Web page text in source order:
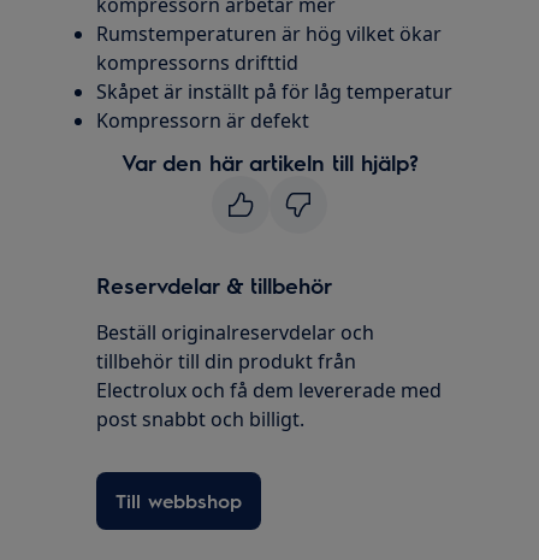
Rumstemperaturen är hög vilket ökar
kompressorns drifttid
Skåpet är inställt på för låg temperatur
Kompressorn är defekt
Var den här artikeln till hjälp?
Reservdelar & tillbehör
Beställ originalreservdelar och
tillbehör till din produkt från
Electrolux och få dem levererade med
post snabbt och billigt.
Till webbshop